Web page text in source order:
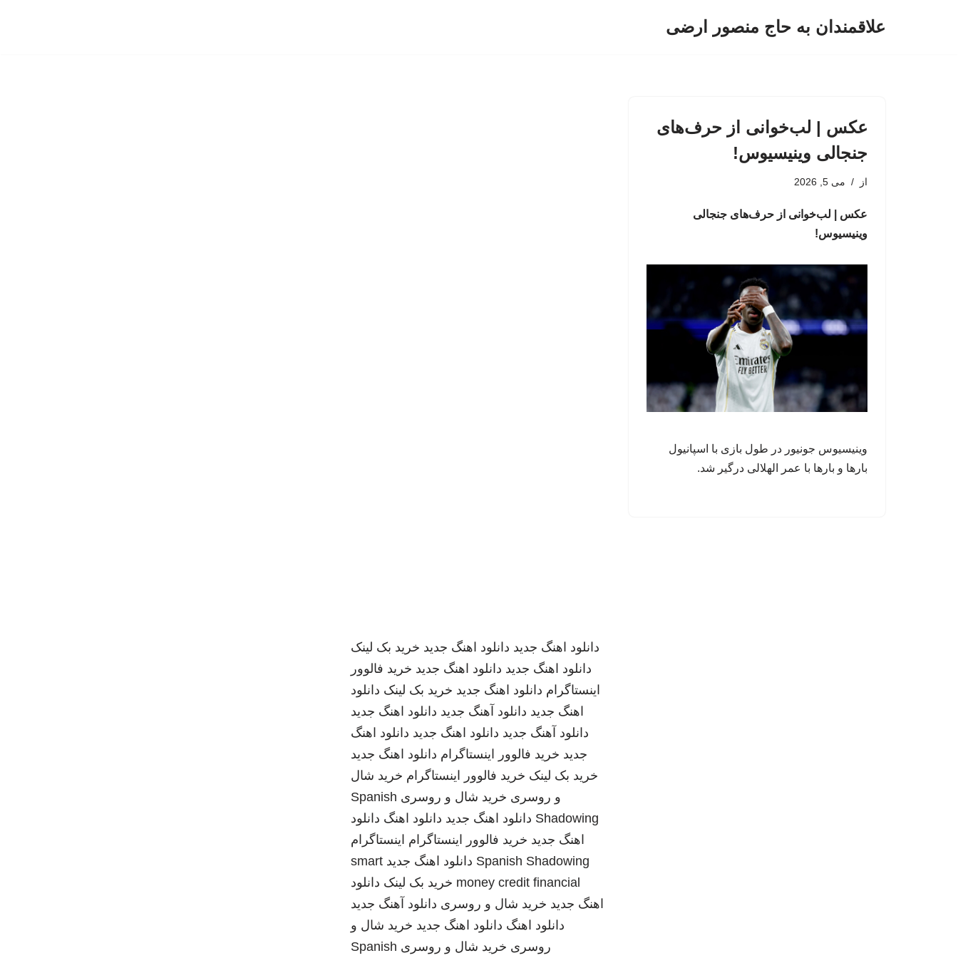
علاقمندان به حاج منصور ارضی
عکس | لب‌خوانی از حرف‌های
جنجالی وینیسیوس!
از می 5, 2026
عکس | لب‌خوانی از حرف‌های جنجالی
وینیسیوس!
وینیسیوس جونیور در طول بازی با اسپانیول
بارها و بارها با عمر الهلالی درگیر شد.
دانلود اهنگ جدید دانلود اهنگ جدید خرید بک لینک
دانلود اهنگ جدید دانلود اهنگ جدید خرید فالوور
اینستاگرام دانلود اهنگ جدید خرید بک لینک دانلود
اهنگ جدید دانلود آهنگ جدید دانلود اهنگ جدید
دانلود آهنگ جدید دانلود اهنگ جدید دانلود اهنگ
جدید خرید فالوور اینستاگرام دانلود اهنگ جدید
خرید بک لینک خرید فالوور اینستاگرام خرید شال
و روسری خرید شال و روسری Spanish
Shadowing دانلود اهنگ جدید دانلود اهنگ دانلود
اهنگ جدید خرید فالوور اینستاگرام اینستاگرام
Spanish Shadowing دانلود اهنگ جدید smart
money credit financial خرید بک لینک دانلود
اهنگ جدید خرید شال و روسری دانلود آهنگ جدید
دانلود اهنگ دانلود اهنگ جدید خرید شال و
روسری خرید شال و روسری Spanish